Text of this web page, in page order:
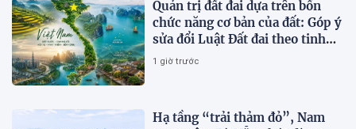
Quản trị đất đai dựa trên bốn
chức năng cơ bản của đất: Góp ý
sửa đổi Luật Đất đai theo tinh
thần Nghị quyết số 21-NQ/TW
1 giờ trước
Hạ tầng “trải thảm đỏ”, Nam